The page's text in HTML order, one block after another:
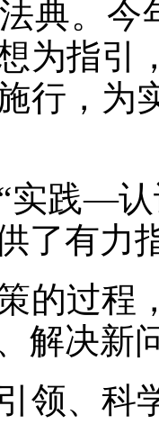
。今年
为指
行，为
践—认
了有力
过程，
解决新
、科学